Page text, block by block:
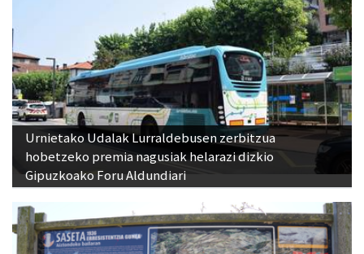
Urnietako Udalak Lurraldebusen zerbitzua
hobetzeko premia nagusiak helarazi dizkio
Gipuzkoako Foru Aldundiari